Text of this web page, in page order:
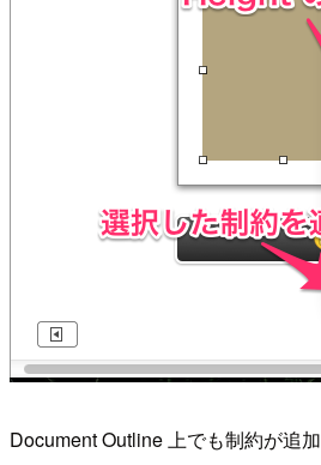
Document Outline 上でも制約が追